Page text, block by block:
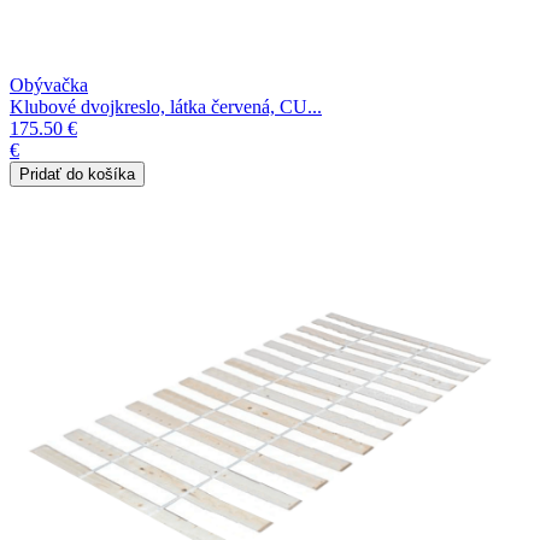
Obývačka
Klubové dvojkreslo, látka červená, CU...
175.50 €
€